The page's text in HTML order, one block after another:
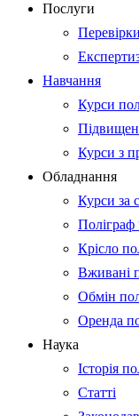
Послуги
Перевірки
Навчання
Курси
Курси з
Обладнання
Курси за
Крісло
Вживані
Обмін
Оренда
Наука
Історія
Статті